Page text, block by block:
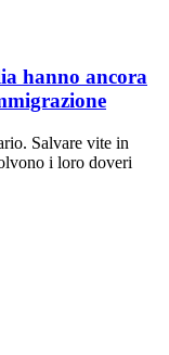
hanno ancora
Salvare vite in
i loro doveri